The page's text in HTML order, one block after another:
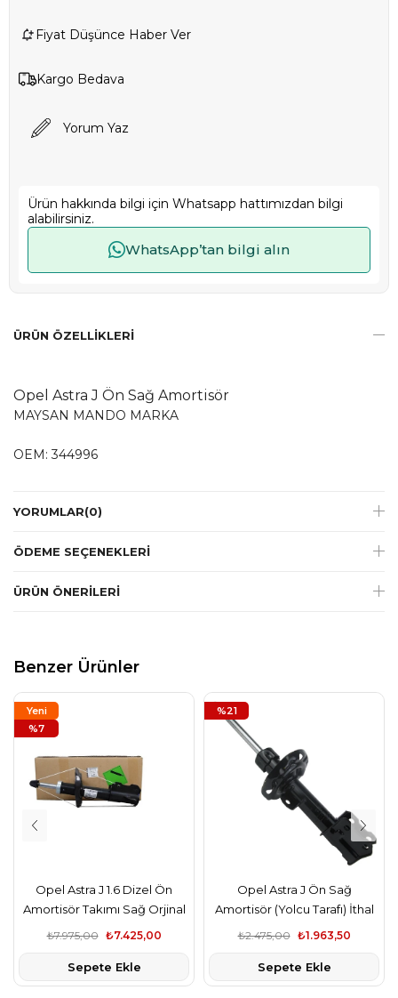
Fiyat Düşünce Haber Ver
Kargo Bedava
Yorum Yaz
Ürün hakkında bilgi için Whatsapp hattımızdan bilgi
alabilirsiniz.
WhatsApp’tan bilgi alın
ÜRÜN ÖZELLIKLERI
Opel Astra J Ön Sağ Amortisör
MAYSAN MANDO MARKA
OEM: 344996
YORUMLAR(0)
ÖDEME SEÇENEKLERI
ÜRÜN ÖNERILERI
Benzer Ürünler
Opel Astra J 1.6 Dizel Ön
Amortisör Takımı Sağ Orjinal
Gm Marka₺7.425,00
₺7.975,00
Sepete Ekle
Yeni
Ürün
%7
Opel Astra J Ön Sağ
Amortisör (Yolcu Tarafı) İthal
Ürün₺1.963,50
₺2.475,00
Sepete Ekle
%21